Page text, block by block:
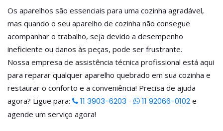
Os aparelhos são essenciais para uma cozinha agradável,
mas quando o seu aparelho de cozinha não consegue
acompanhar o trabalho, seja devido a desempenho
ineficiente ou danos às peças, pode ser frustrante.
Nossa empresa de assistência técnica profissional está aqui
para reparar qualquer aparelho quebrado em sua cozinha e
restaurar o conforto e a conveniência! Precisa de ajuda
agora? Ligue para:
11 3903-6203 - 11 92066-0102 e
agende um serviço agora!